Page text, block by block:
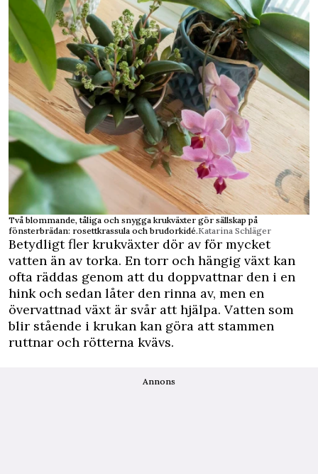
Två blommande, tåliga och snygga krukväxter gör sällskap på
fönsterbrädan: rosettkrassula och brudorkidé.Katarina Schläger
Betydligt fler krukväxter dör av för mycket
vatten än av torka. En torr och hängig växt kan
ofta räddas genom att du doppvattnar den i en
hink och sedan låter den rinna av, men en
övervattnad växt är svår att hjälpa. Vatten som
blir stående i krukan kan göra att stammen
ruttnar och rötterna kvävs.
Annons